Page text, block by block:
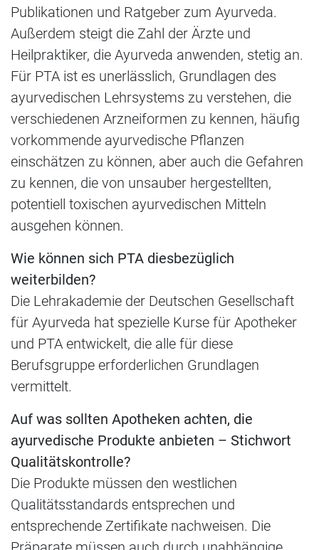
Publikationen und Ratgeber zum Ayurveda.
Außerdem steigt die Zahl der Ärzte und
Heilpraktiker, die Ayurveda anwenden, stetig an.
Für PTA ist es unerlässlich, Grundlagen des
ayurvedischen Lehrsystems zu verstehen, die
verschiedenen Arzneiformen zu kennen, häufig
vorkommende ayurvedische Pflanzen
einschätzen zu können, aber auch die Gefahren
zu kennen, die von unsauber hergestellten,
potentiell toxischen ayurvedischen Mitteln
ausgehen können.
Wie können sich PTA diesbezüglich
weiterbilden?
Die Lehrakademie der Deutschen Gesellschaft
für Ayurveda hat spezielle Kurse für Apotheker
und PTA entwickelt, die alle für diese
Berufsgruppe erforderlichen Grundlagen
vermittelt.
Auf was sollten Apotheken achten, die
ayurvedische Produkte anbieten – Stichwort
Qualitätskontrolle?
Die Produkte müssen den westlichen
Qualitätsstandards entsprechen und
entsprechende Zertifikate nachweisen. Die